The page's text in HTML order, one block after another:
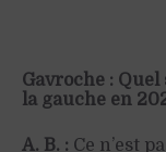
Gavroche :
la gauche en
A. B. : Ce n’est